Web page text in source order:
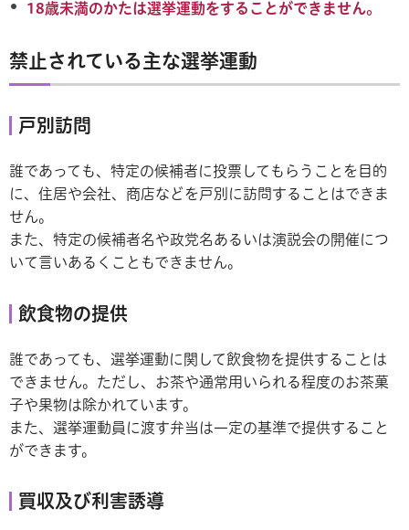
18歳未満のかたは選挙運動をすることができません。
禁止されている主な選挙運動
戸別訪問
誰であっても、特定の候補者に投票してもらうことを目的
に、住居や会社、商店などを戸別に訪問することはできま
せん。
また、特定の候補者名や政党名あるいは演説会の開催につ
いて言いあるくこともできません。
飲食物の提供
誰であっても、選挙運動に関して飲食物を提供することは
できません。ただし、お茶や通常用いられる程度のお茶菓
子や果物は除かれています。
また、選挙運動員に渡す弁当は一定の基準で提供すること
ができます。
買収及び利害誘導